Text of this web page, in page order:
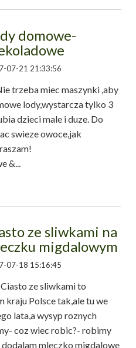
domowe-
07-21 21:33:56
trzeba miec maszynki ,aby
lody,wystarcza tylko 3
dzieci male i duze. Do
swieze owoce,jak
Zapraszam!
&...
ze sliwkami na
migdalowym
07-18 15:16:45
ze sliwkami to
kraju Polsce tak,ale tu we
lata,a wysyp roznych
coz wiec robic?- robimy
mleczko migdalowe